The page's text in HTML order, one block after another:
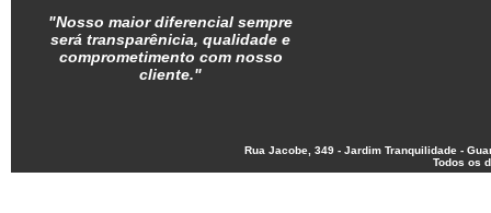
"Nosso maior diferencial sempre
será transparênicia, qualidade e
comprometimento com nosso
cliente."
Rua Jacobe, 349 - Jardim Tranquilidade -
Todos os